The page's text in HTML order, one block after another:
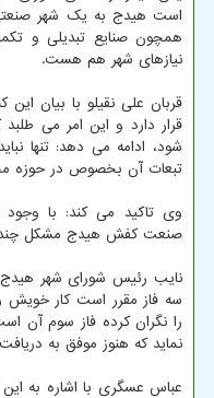
است هیدج به یک شهر
همچون صنایع تبدیلی و
نیازهای شهر هم هست.
قربان علی نقیلو با بیان
قرار دارد و این امر می
شود، ادامه می دهد: تنها
تبعات آن بخصوص در حوزه
وی تاکید می کند: با وجود
صنعت کفش هیدج مشکل
نایب رئیس شورای شهر هیدج
سه فاز مقرر است کار خویش
را نگران کرده فاز سوم آن
نماید که هنوز موفق به